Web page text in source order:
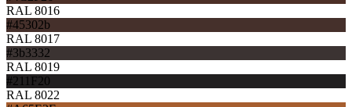
RAL 8016
#45302b
RAL 8017
#3b3332
RAL 8019
#211F20
RAL 8022